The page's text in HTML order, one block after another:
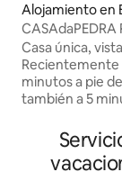
Alojamiento en
centro de
Casa única,
Recientemente
minutos a pie
también a 5
tiene varios
barbacoa , la
libre o tomar el